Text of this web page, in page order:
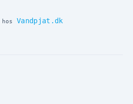
Vandpjat.dk